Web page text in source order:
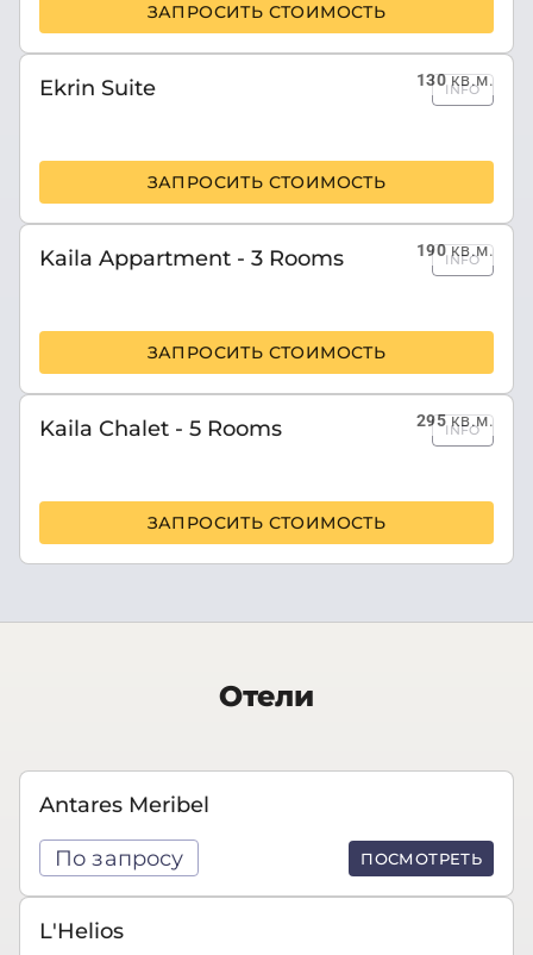
ЗАПРОСИТЬ СТОИМОСТЬ
130кв.м.
Ekrin Suite INFO
ЗАПРОСИТЬ СТОИМОСТЬ
190кв.м.
Kaila Appartment - 3 Rooms INFO
ЗАПРОСИТЬ СТОИМОСТЬ
295кв.м.
Kaila Chalet - 5 Rooms INFO
ЗАПРОСИТЬ СТОИМОСТЬ
Отели
Antares Meribel
По запросу ПОСМОТРЕТЬ
L'Helios